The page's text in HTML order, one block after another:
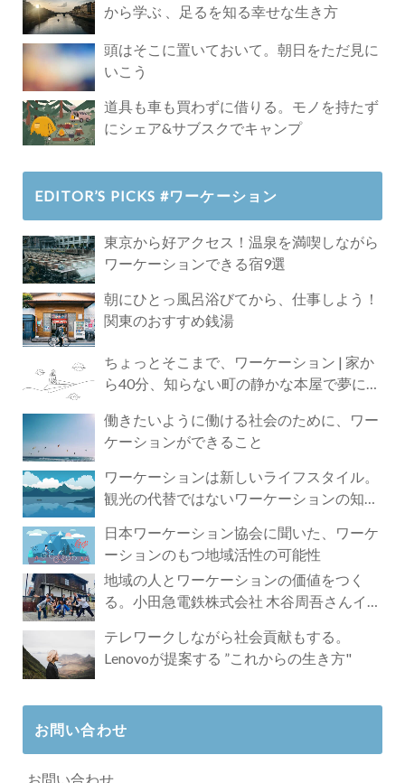
から学ぶ 、足るを知る幸せな生き方
頭はそこに置いておいて。朝日をただ見に
いこう
道具も車も買わずに借りる。モノを持たず
にシェア&サブスクでキャンプ
EDITOR’S PICKS #ワーケーション
東京から好アクセス！温泉を満喫しながら
ワーケーションできる宿9選
朝にひとっ風呂浴びてから、仕事しよう！
関東のおすすめ銭湯
ちょっとそこまで、ワーケーション | 家か
ら40分、知らない町の静かな本屋で夢に近
働きたいように働ける社会のために、ワー
ケーションができること
ワーケーションは新しいライフスタイル。
観光の代替ではないワーケーションの知ら
日本ワーケーション協会に聞いた、ワーケ
ーションのもつ地域活性の可能性
地域の人とワーケーションの価値をつく
る。小田急電鉄株式会社 木谷周吾さんイン
テレワークしながら社会貢献もする。
Lenovoが提案する ”これからの生き方"
お問い合わせ
お問い合わせ